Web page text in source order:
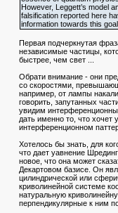
However, Leggett’s model
falsification reported here
information towards this goal.
Первая подчеркнутая
независимые частицы,
быстрее, чем свет ...
Обрати внимание - они
со скоростями,
например, от лампы
говорить, запутанных
увидим
дать именно то, что хочет
интерференционном
Хотелось бы знать, для
что дает уавнение
новое, что она может
Декартовом базисе. Он
цилиндрической или
криволинейной системе
натуральную
перпендикулярные к ним